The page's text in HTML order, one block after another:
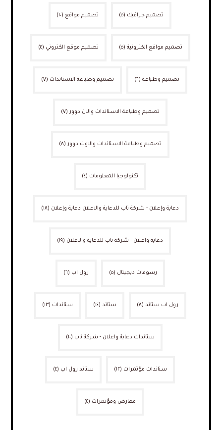
تصميم جرافيك (٥) تصميم مواقع (١٠)
تصميم مواقع الكترونية (٥) تصميم موقع الكتروني (٤)
تصميم وطباعة (٦) تصميم وطباعة الاستاندات (٧)
تصميم وطباعة الاستاندات والان دوور (٧)
تصميم وطباعة الاستاندات والاوت دوور (٨)
تكنولوجيا المعلومات (٤)
دعاية وإعلان - شركة ناب للدعاية والاعلان دعاية وإعلان (١٨)
دعاية واعلان - شركة ناب للدعاية والاعلان (١٩)
رسومات ديجيتال (٥) رول اب (٦)
رول اب ستاند (٨) ستاند (١٤) ستاندات (١٣)
ستاندات دعاية واعلان - شركة ناب (١٠)
ستاندات مؤتمرات (١٢) ستاند رول اب (٤)
معارض ومؤتمرات (٤)